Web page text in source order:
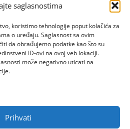
saglasnostima
koristimo tehnologije poput kolačića za
o uređaju. Saglasnost sa ovim
da obrađujemo podatke kao što su
ID-ovi na ovoj veb lokaciji.
može negativno uticati na
Prihvati